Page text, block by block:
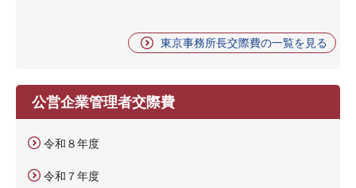
東京事務所長交際費の一覧を見る
公営企業管理者交際費
令和８年度
令和７年度